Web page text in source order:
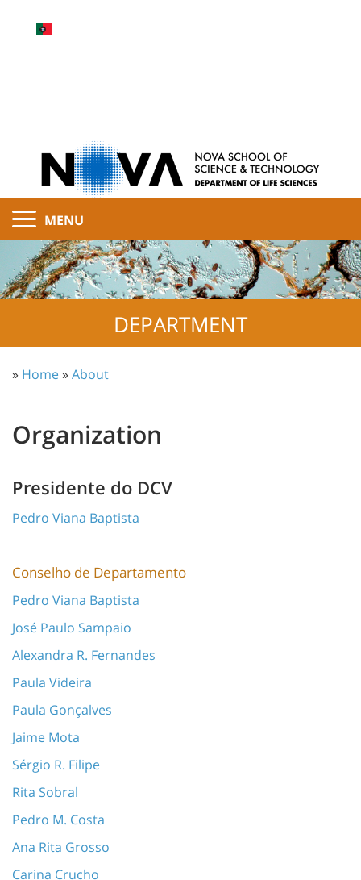
MENU
DEPARTMENT
» Home»About
Organization
Presidente do DCV
Pedro Viana Baptista
Conselho de Departamento
Pedro Viana Baptista
José Paulo Sampaio
Alexandra R. Fernandes
Paula Videira
Paula Gonçalves
Jaime Mota
Sérgio R. Filipe
Rita Sobral
Pedro M. Costa
Ana Rita Grosso
Carina Crucho